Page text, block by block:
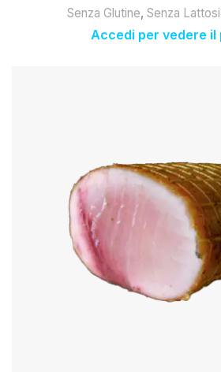
Senza Glutine, Senza
Accedi per vedere il